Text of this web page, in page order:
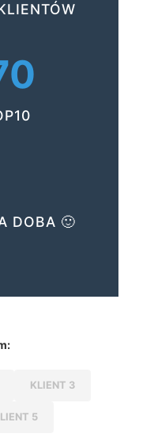
DOBA 🙂
KLIENT 3
5